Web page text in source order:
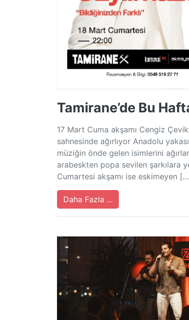
Tamirane’de Bu
17 Mart Cuma akşamı Cengiz
sahnesinde ağırlıyor Anadolu
müziğin önde gelen isimlerini
arabeskten popa sevilen şarkılara
Cumartesi akşamı ise eskimeyen
Daha Fazla ...